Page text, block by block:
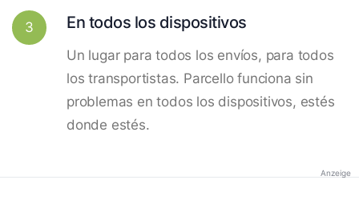
3 En todos los dispositivos
Un lugar para todos los envíos, para todos
los transportistas. Parcello funciona sin
problemas en todos los dispositivos, estés
donde estés.
Anzeige